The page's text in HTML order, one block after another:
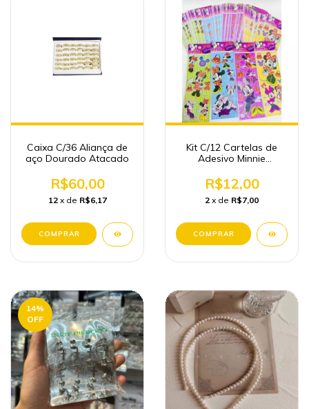
Caixa C/36 Aliança de
aço Dourado Atacado
R$60,00
12 x de R$6,17
Kit C/12 Cartelas de
Adesivo Minnie
Atacado
R$12,00
2 x de R$7,00
14%
OFF